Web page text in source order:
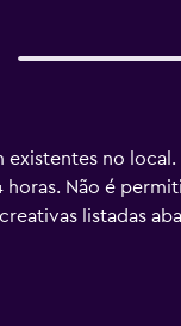
existentes no
Não é
listadas